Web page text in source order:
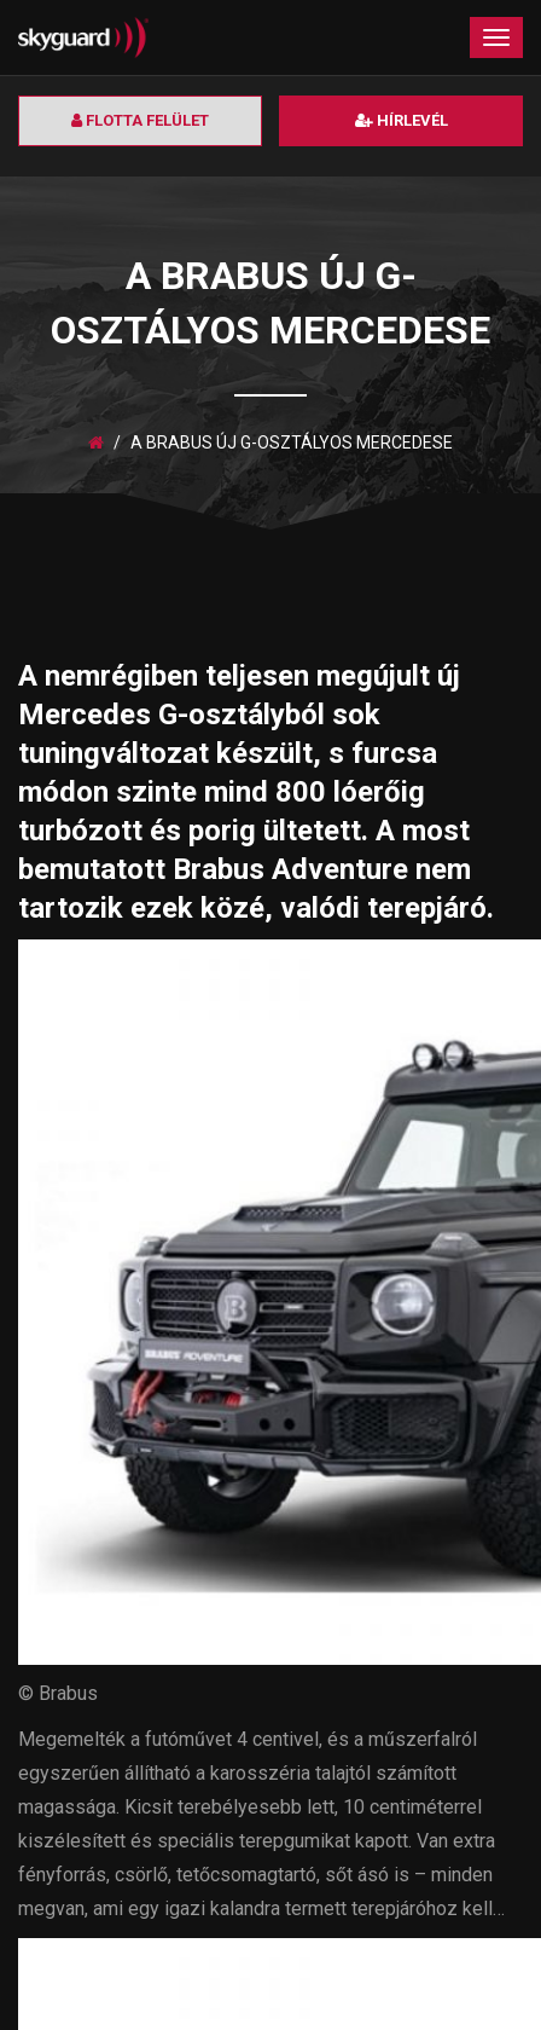
FLOTTA FELÜLET HÍRLEVÉL
×
A BRABUS ÚJ G-
OSZTÁLYOS MERCEDESE
A BRABUS ÚJ G-OSZTÁLYOS MERCEDESE
A nemrégiben teljesen megújult új
Mercedes G-osztályból sok
tuningváltozat készült, s furcsa
módon szinte mind 800 lóerőig
turbózott és porig ültetett. A most
bemutatott Brabus Adventure nem
tartozik ezek közé, valódi terepjáró.
© Brabus
Megemelték a futóművet 4 centivel, és a műszerfalról
egyszerűen állítható a karosszéria talajtól számított
magassága. Kicsit terebélyesebb lett, 10 centiméterrel
kiszélesített és speciális terepgumikat kapott. Van extra
fényforrás, csörlő, tetőcsomagtartó, sőt ásó is – minden
megvan, ami egy igazi kalandra termett terepjáróhoz kell…